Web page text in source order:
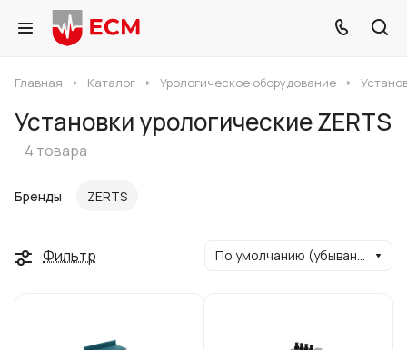
Главная Каталог Урологическое оборудование
Установки урологические ZERTS
4 товара
Бренды ZERTS
Фильтр По умолчанию (убывание)